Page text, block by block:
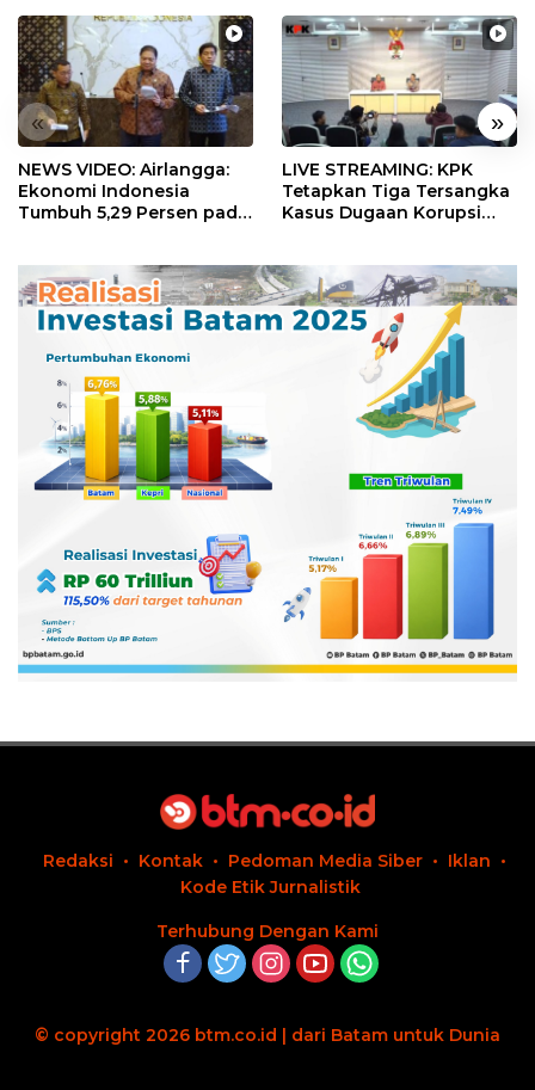
« »
NEWS VIDEO: Airlangga:
Ekonomi Indonesia
Tumbuh 5,29 Persen pada
LIVE STREAMING: KPK
Tetapkan Tiga Tersangka
Kasus Dugaan Korupsi
Redaksi Kontak Pedoman Media Siber
Iklan
Kode Etik Jurnalistik
Terhubung Dengan Kami
© copyright 2026 btm.co.id | dari Batam untuk Dunia